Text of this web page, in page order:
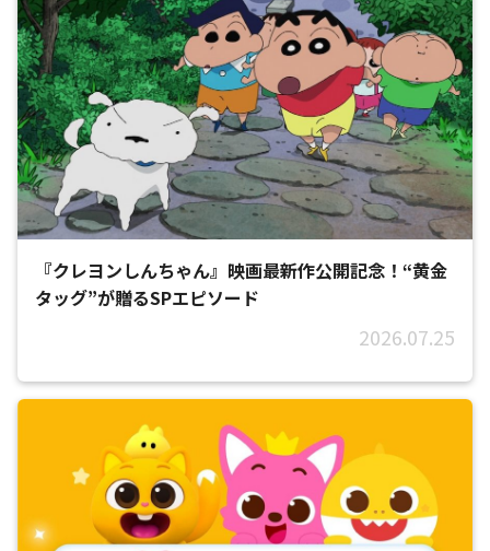
『クレヨンしんちゃん』映画最新作公開記念！“黄金
タッグ”が贈るSPエピソード
2026.07.25